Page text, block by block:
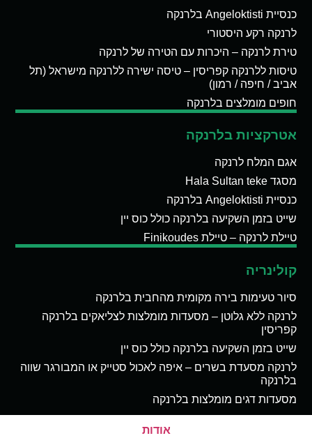
כנסיית Angeloktisti בלרנקה
לרנקה רקע היסטורי
טירת לרנקה – היכרות עם הטירה של לרנקה
טיסות ללרנקה קפריסין – טיסה ישירה ללרנקה מישראל (תל
אביב / חיפה / רמון)
חופים מומלצים בלרנקה
אטרקציות בלרנקה
אגם המלח לרנקה
מסגד Hala Sultan teke
כנסיית Angeloktisti בלרנקה
שייט בזמן השקיעה בלרנקה כולל כוס יין
טיילת לרנקה – טיילת Finikoudes
קולינריה
סיור טעימות בירה מקומית מהחבית בלרנקה
לרנקה ללא גלוטן – מסעדות מומלצות לצליאקים בלרנקה
קפריסין
שייט בזמן השקיעה בלרנקה כולל כוס יין
לרנקה מסעדת בשרים – איפה לאכול סטייק או המבורגר שווה
בלרנקה
מסעדות דגים מומלצות בלרנקה
אודות